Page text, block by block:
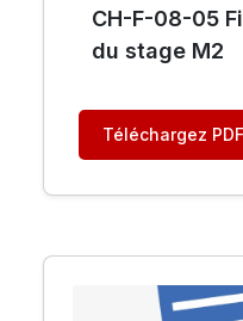
CH-F-08-05
du stage M2
Téléchargez PDF